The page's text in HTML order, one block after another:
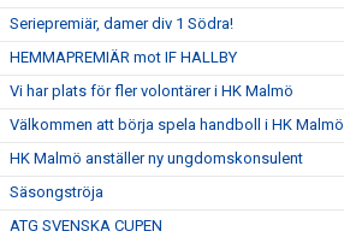
Seriepremiär, damer div 1 Södra!
HEMMAPREMIÄR mot IF HALLBY
Vi har plats för fler volontärer i HK Malmö
Välkommen att börja spela handboll i HK Malmö
HK Malmö anställer ny ungdomskonsulent
Säsongströja
ATG SVENSKA CUPEN